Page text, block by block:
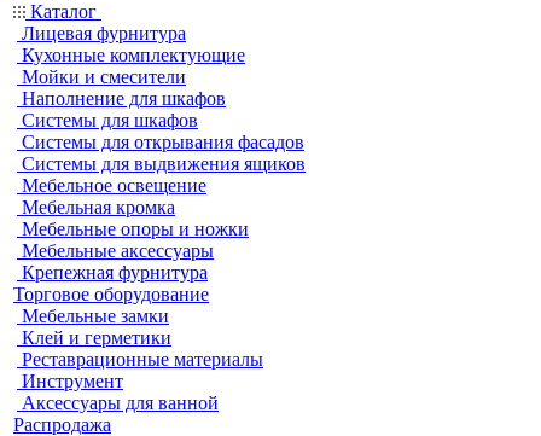
Каталог
Лицевая фурнитура
Кухонные комплектующие
Мойки и смесители
Наполнение для шкафов
Системы для шкафов
Системы для открывания фасадов
Системы для выдвижения ящиков
Мебельное освещение
Мебельная кромка
Мебельные опоры и ножки
Мебельные аксессуары
Крепежная фурнитура
Торговое оборудование
Мебельные замки
Клей и герметики
Реставрационные материалы
Инструмент
Аксессуары для ванной
Распродажа